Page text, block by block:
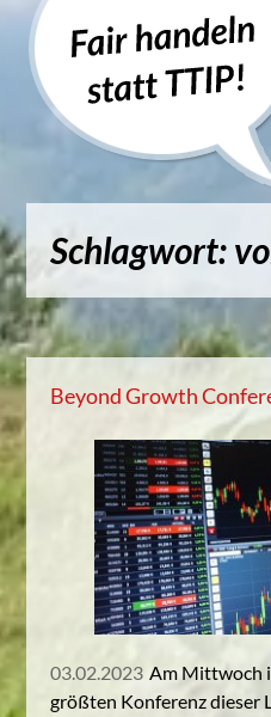
Die
Schlagwort:
Beyond Growth
03.02.2023 Am Mittwoch
größten Konferenz dieser